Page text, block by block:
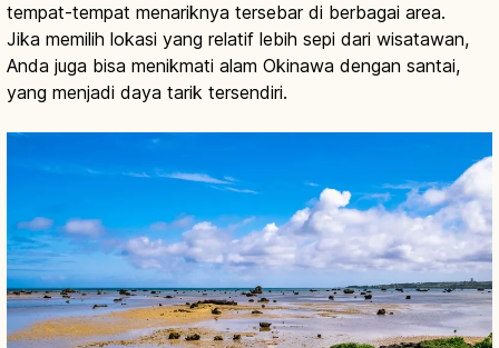
tempat-tempat menariknya tersebar di berbagai area.
Jika memilih lokasi yang relatif lebih sepi dari wisatawan,
Anda juga bisa menikmati alam Okinawa dengan santai,
yang menjadi daya tarik tersendiri.